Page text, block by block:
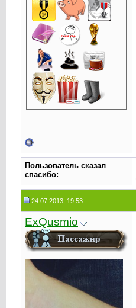
Пользователь сказал
cпасибо:
24.07.2013, 19:53
ExQusmio